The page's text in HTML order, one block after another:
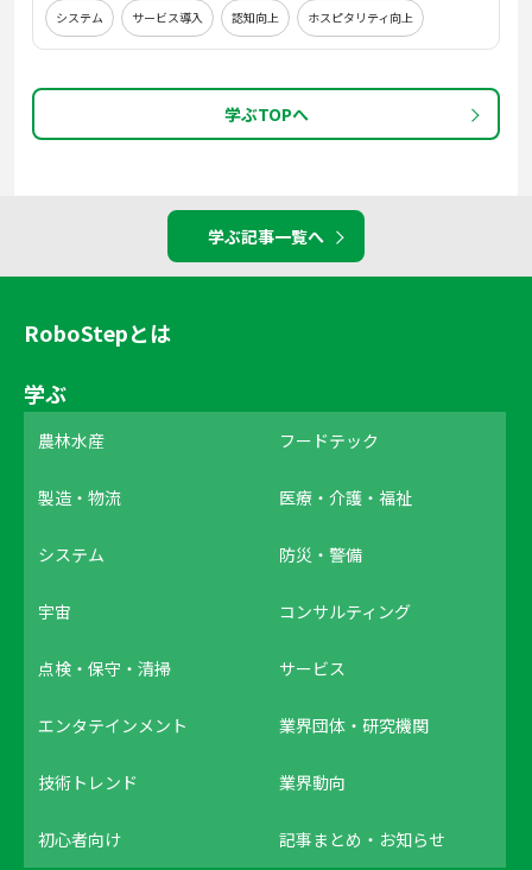
システム サービス導入 認知向上 ホスピタリティ向上
学ぶTOPへ
学ぶ記事一覧へ
RoboStepとは
学ぶ
農林水産 フードテック
製造・物流 医療・介護・福祉
システム 防災・警備
宇宙 コンサルティング
点検・保守・清掃 サービス
エンタテインメント 業界団体・研究機関
技術トレンド 業界動向
初心者向け 記事まとめ・お知らせ